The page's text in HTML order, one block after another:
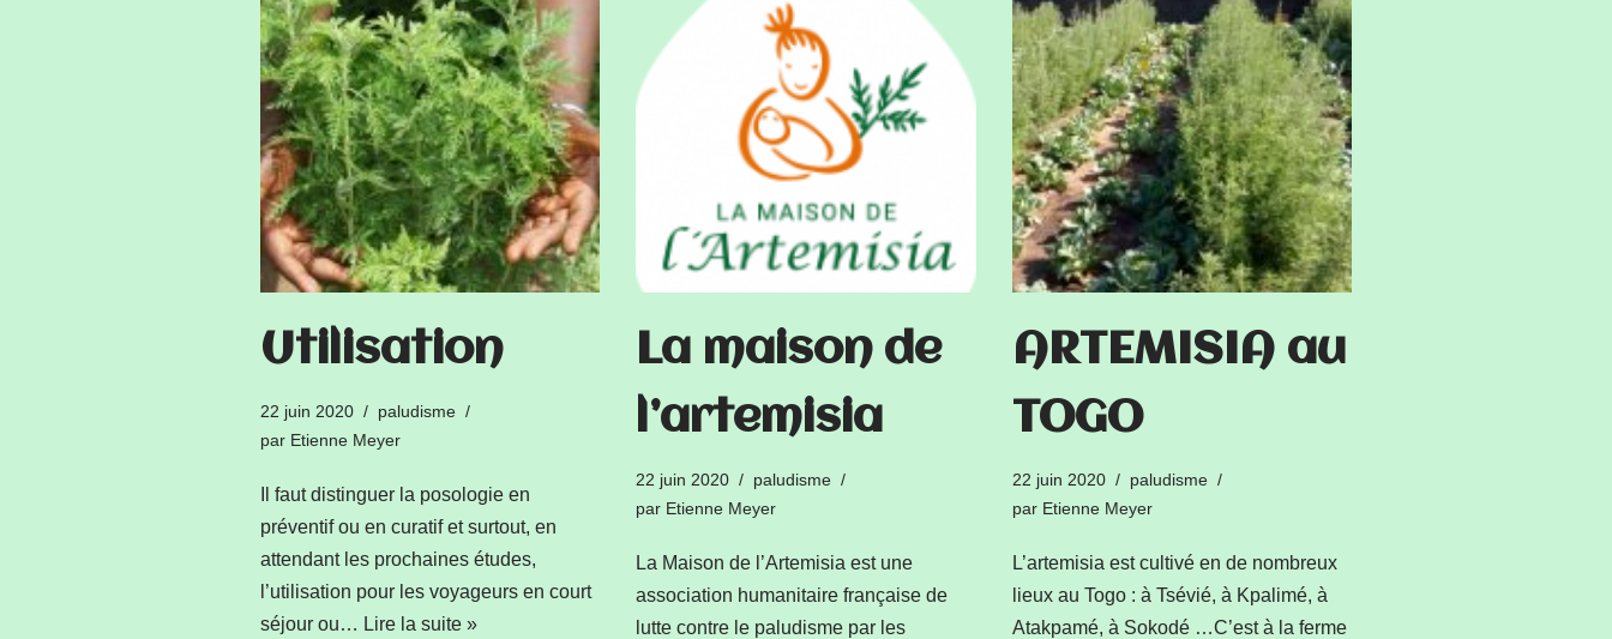
Utilisation
22 juin 2020
paludisme
par Etienne Meyer
Il faut distinguer la posologie en
préventif ou en curatif et surtout, en
attendant les prochaines études,
l’utilisation pour les voyageurs en court
séjour ou… Lire la suite »
La maison de
l’artemisia
22 juin 2020
paludisme
par Etienne Meyer
La Maison de l’Artemisia est une
association humanitaire française de
lutte contre le paludisme par les
ARTEMISIA au
TOGO
22 juin 2020
paludisme
par Etienne Meyer
L’artemisia est cultivé en de nombreux
lieux au Togo : à Tsévié, à Kpalimé, à
Atakpamé, à Sokodé …C’est à la ferme